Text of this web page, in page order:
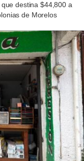
destina $44,800 a
de Morelos